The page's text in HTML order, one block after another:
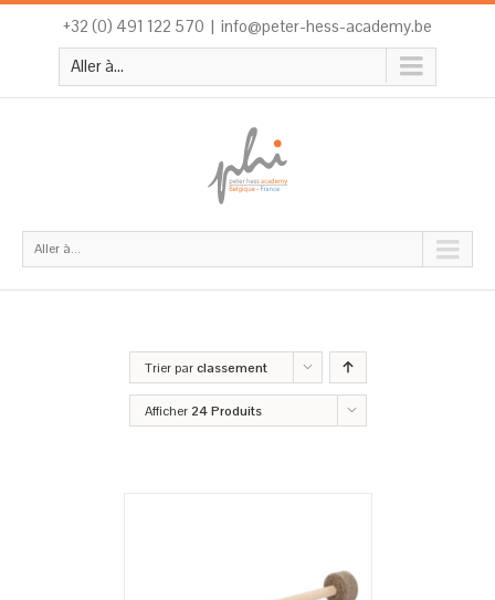
+32 (0) 491 122 570 | info@peter-hess-academy.be
Aller à...
Aller à...
Trier parclassement
Afficher 24 Produits